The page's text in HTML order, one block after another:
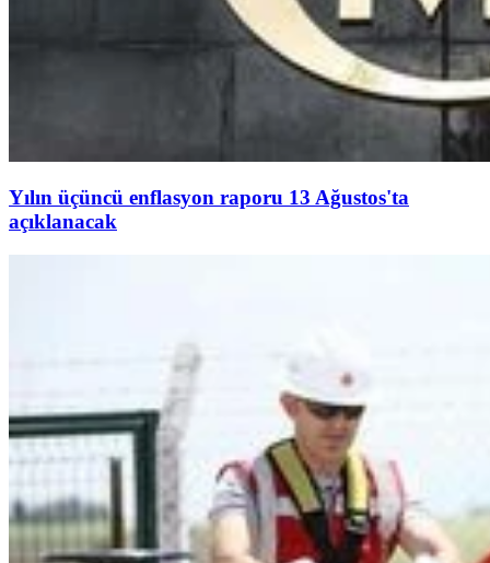
Yılın üçüncü enflasyon raporu 13 Ağustos'ta
açıklanacak